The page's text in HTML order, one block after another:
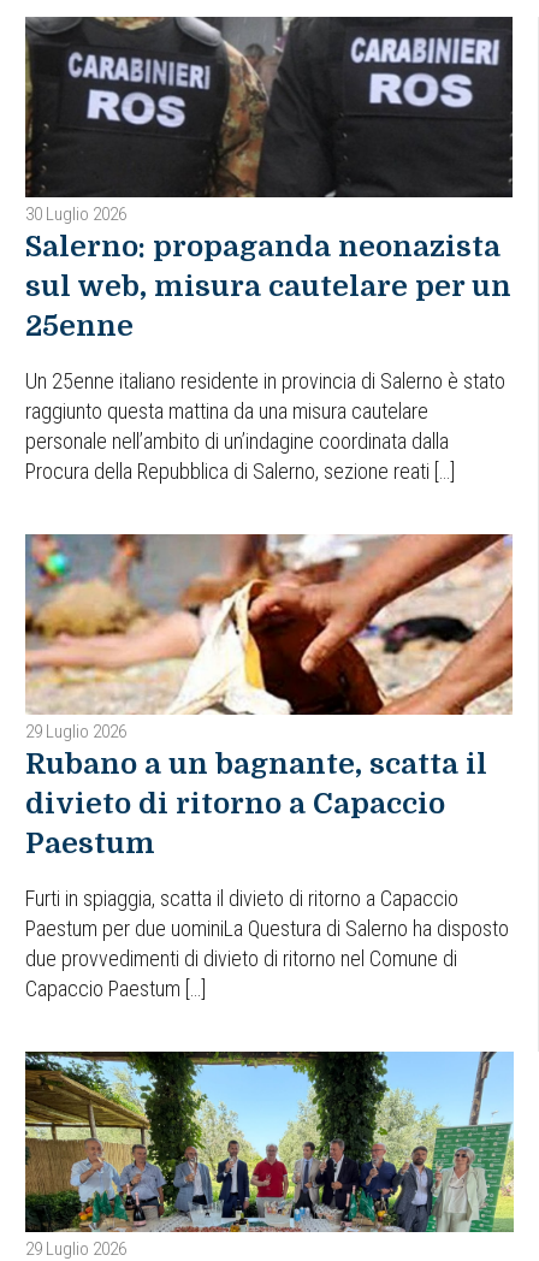
30 Luglio 2026
Salerno: propaganda neonazista
sul web, misura cautelare per un
25enne
Un 25enne italiano residente in provincia di Salerno è stato
raggiunto questa mattina da una misura cautelare
personale nell’ambito di un’indagine coordinata dalla
Procura della Repubblica di Salerno, sezione reati […]
29 Luglio 2026
Rubano a un bagnante, scatta il
divieto di ritorno a Capaccio
Paestum
Furti in spiaggia, scatta il divieto di ritorno a Capaccio
Paestum per due uominiLa Questura di Salerno ha disposto
due provvedimenti di divieto di ritorno nel Comune di
Capaccio Paestum […]
29 Luglio 2026